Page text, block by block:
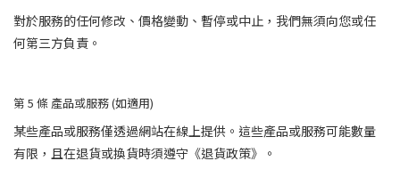
對於服務的任何修改、價格變動、暫停或中止，我們無須向您或任
何第三方負責。
第 5 條 產品或服務 (如適用)
某些產品或服務僅透過網站在線上提供。這些產品或服務可能數量
有限，且在退貨或換貨時須遵守《退貨政策》。